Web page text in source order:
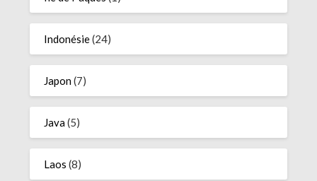
Indonésie(24)
Japon(7)
Java(5)
Laos (8)